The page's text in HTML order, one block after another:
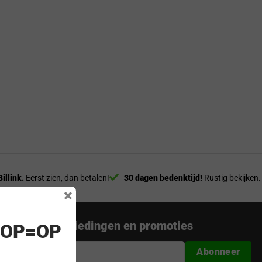
Eerst zien, dan betalen! 30 dagen bedenktijd! Rustig bekijken.
aanbiedingen en promoties
Abonneer
×